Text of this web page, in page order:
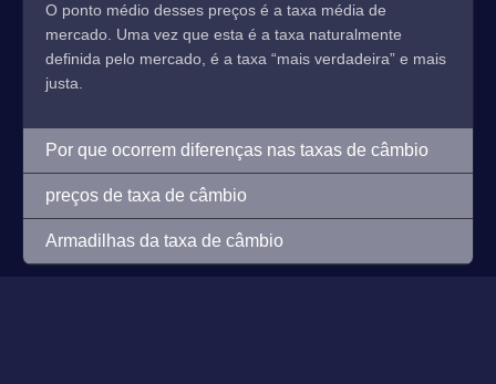
O ponto médio desses preços é a taxa média de
mercado. Uma vez que esta é a taxa naturalmente
definida pelo mercado, é a taxa “mais verdadeira” e mais
justa.
Por que ocorrem diferenças nas taxas de câmbio
preços de taxa de câmbio
Armadilhas da taxa de câmbio